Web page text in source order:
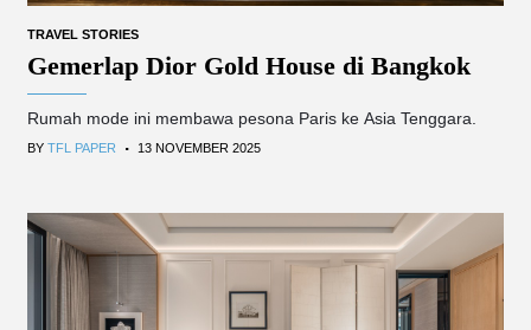
TRAVEL STORIES
Gemerlap Dior Gold House di Bangkok
Rumah mode ini membawa pesona Paris ke Asia Tenggara.
BY TFL PAPER . 13 NOVEMBER 2025